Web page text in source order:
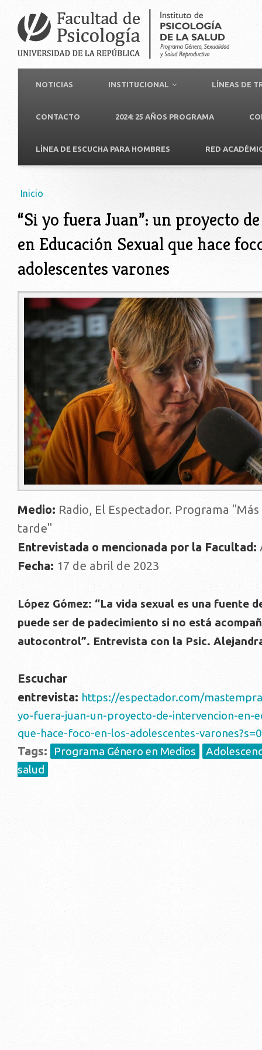
NOTICIAS INSTITUCIONAL LÍNEAS DE
CONTACTO 2024: 25 AÑOS PROGRAMA
LÍNEA DE ESCUCHA PARA HOMBRES RED
Usted está aquí
Inicio
“Si yo fuera Juan”: un proyecto
en Educación Sexual que hace
adolescentes varones
19800.jpg
Medio: Radio, El Espectador. Programa
tarde"
Entrevistada o mencionada por la Facultad:
Fecha: 17 de abril de 2023
López Gómez: “La vida sexual es una fuente
puede ser de padecimiento si no está
autocontrol”. Entrevista con la Psic.
Escuchar
entrevista: https://espectador.com/
yo-fuera-juan-un-proyecto-de-intervencion-en-
que-hace-foco-en-los-adolescentes-
Tags: Programa Género en Medios
salud